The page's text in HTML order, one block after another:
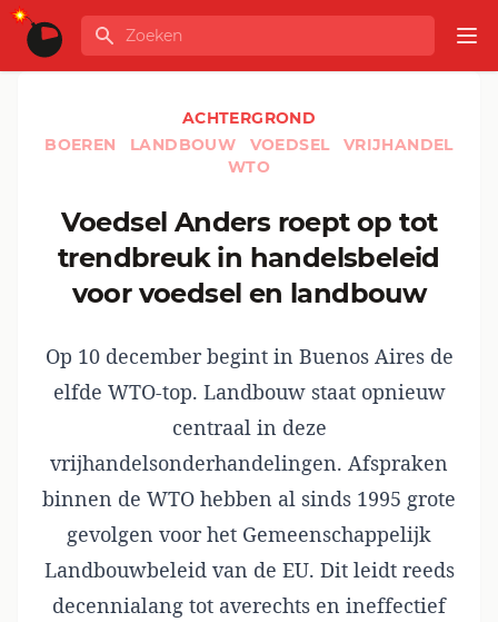
Ga naar de inhoud
GLOBALINFO
Zoeken
ACHTERGROND
BOEREN
LANDBOUW VOEDSEL
VRIJHANDEL
WTO
Voedsel Anders roept op tot
trendbreuk in handelsbeleid
voor voedsel en landbouw
Op 10 december begint in Buenos Aires de
elfde WTO-top. Landbouw staat opnieuw
centraal in deze
vrijhandelsonderhandelingen. Afspraken
binnen de WTO hebben al sinds 1995 grote
gevolgen voor het Gemeenschappelijk
Landbouwbeleid van de EU. Dit leidt reeds
decennialang tot averechts en ineffectief